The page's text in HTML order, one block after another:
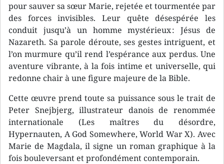
pour sauver sa sœur Marie, rejetée et tourmentée par
des forces invisibles. Leur quête désespérée les
conduit jusqu’à un homme mystérieux : Jésus de
Nazareth. Sa parole déroute, ses gestes intriguent, et
l’on murmure qu’il rend l’espérance aux perdus. Une
aventure vibrante, à la fois intime et universelle, qui
redonne chair à une figure majeure de la Bible.
Cette œuvre prend toute sa puissance sous le trait de
Peter Snejbjerg, illustrateur danois de renommée
internationale (Les maîtres du désordre,
Hypernauten, A God Somewhere, World War X). Avec
Marie de Magdala, il signe un roman graphique à la
fois bouleversant et profondément contemporain.